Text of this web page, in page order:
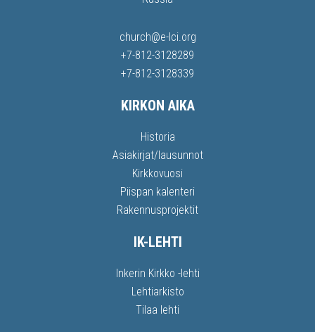
church@e-lci.org
+7-812-3128289
+7-812-3128339
KIRKON AIKA
Historia
Asiakirjat/lausunnot
Kirkkovuosi
Piispan kalenteri
Rakennusprojektit
IK-LEHTI
Inkerin Kirkko -lehti
Lehtiarkisto
Tilaa lehti